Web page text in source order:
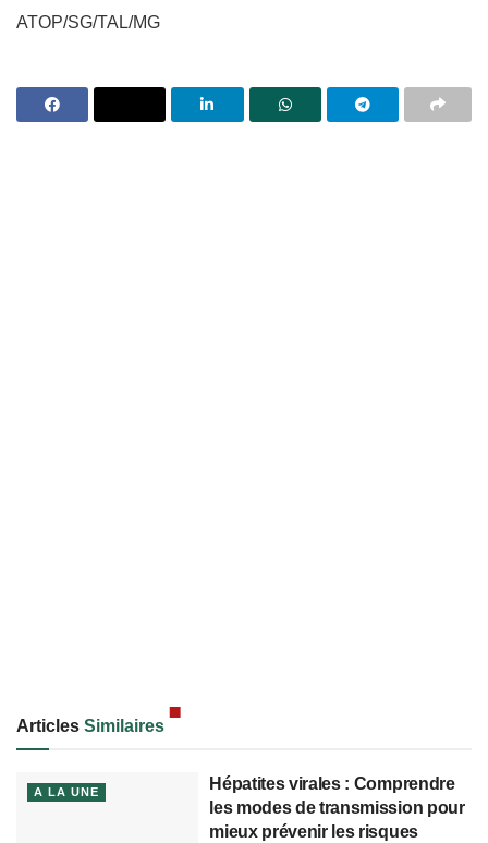
ATOP/SG/TAL/MG
Articles Similaires
A LA UNE
Hépatites virales : Comprendre
les modes de transmission pour
mieux prévenir les risques